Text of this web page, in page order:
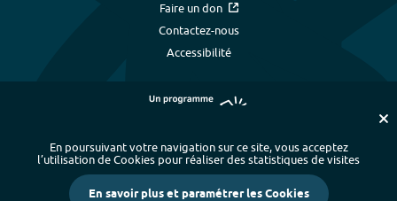
Faire un don
Contactez-nous
Accessibilité
Plan du site - Index alphabétique
-
Mentions légales et données personnelles
- Paramétrer les cookies
En poursuivant votre navigation sur ce site, vous acceptez
l’utilisation de Cookies pour réaliser des statistiques de visites
En savoir plus et paramétrer les Cookies